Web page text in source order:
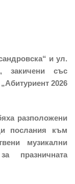
и ул.
закичени със
2026
разположени
послания към
музикални
празничната